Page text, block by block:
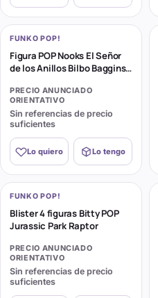
FUNKO POP!
Figura POP Nooks El Señor
de los Anillos Bilbo Baggins
PRECIO ANUNCIADO
ORIENTATIVO
Sin referencias de precio
suficientes
Lo quiero Lo tengo
FUNKO POP!
Blister 4 figuras Bitty POP
Jurassic Park Raptor
PRECIO ANUNCIADO
ORIENTATIVO
Sin referencias de precio
suficientes